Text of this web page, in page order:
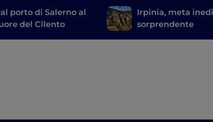
porto di Salerno al
del Cilento
Irpinia, meta
sorprendente